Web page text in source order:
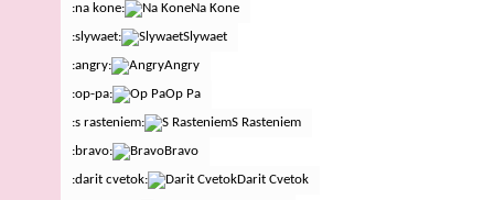
:na kone:
Na Kone
:slywaet:
Slywaet
:angry:
Angry
:op-pa:
Op Pa
:s rasteniem:
S Rasteniem
:bravo:
Bravo
:darit cvetok:
Darit Cvetok